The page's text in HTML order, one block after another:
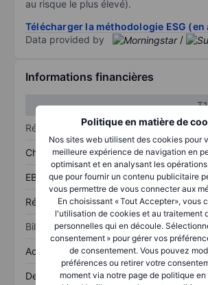
Politique en matière de
Nos sites web utilisent des cookies pour
meilleure expérience de navigation en
optimisant et en analysant les
que pour fournir un contenu publicitaire
vous permettre de vous connecter aux
En choisissant « Tout Accepter», vous
l'utilisation de cookies et au traitement
personnelles qui en découle.
consentement » pour gérer vos
de consentement. Vous pouvez
préférences ou retirer votre
moment via notre page de politique en
au risque le plus élevé).
Télécharger la méthodologie ESG (en
Data provided by
/
Informations financières
T1
Résultats
Chiffre d’affaires XXXXXXX
EBITDA XXXXXXX
Résultat net XXXXXXX
Bilan
Actif total XXXXXXX
Dette totale XXXXXXX